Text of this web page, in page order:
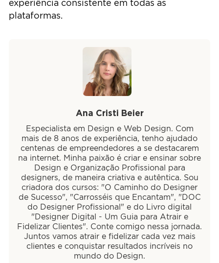
experiência consistente em todas as
plataformas.
Ana Cristi Beier
Especialista em Design e Web Design. Com
mais de 8 anos de experiência, tenho ajudado
centenas de empreendedores a se destacarem
na internet. Minha paixão é criar e ensinar sobre
Design e Organização Profissional para
designers, de maneira criativa e autêntica. Sou
criadora dos cursos: "O Caminho do Designer
de Sucesso", "Carrosséis que Encantam", "DOC
do Designer Profissional" e do Livro digital
"Designer Digital - Um Guia para Atrair e
Fidelizar Clientes". Conte comigo nessa jornada.
Juntos vamos atrair e fidelizar cada vez mais
clientes e conquistar resultados incríveis no
mundo do Design.